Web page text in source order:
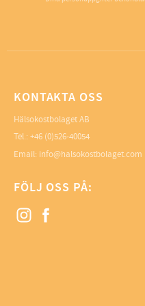
KONTAKTA OSS
Hälsokostbolaget AB
Tel.: +46 (0)526-40054
Email: info@halsokostbolaget.com
FÖLJ OSS PÅ: